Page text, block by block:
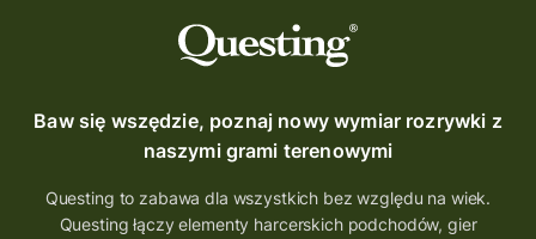
Baw się wszędzie, poznaj nowy wymiar rozrywki z
naszymi grami terenowymi
Questing to zabawa dla wszystkich bez względu na wiek.
Questing łączy elementy harcerskich podchodów, gier